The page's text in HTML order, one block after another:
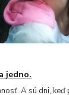
jedno.
A sú dni, keď